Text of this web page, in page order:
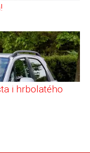
i hrbolatého